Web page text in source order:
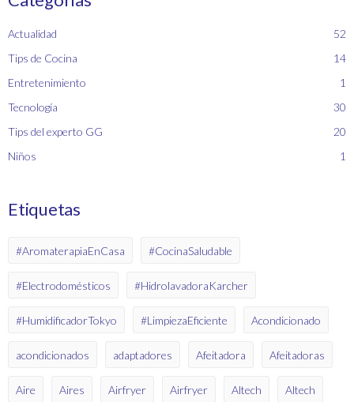
Actualidad
52
Tips de Cocina
14
Entretenimiento
1
Tecnología
30
Tips del experto GG
20
Niños
1
Etiquetas
#AromaterapiaEnCasa #CocinaSaludable
#Electrodomésticos #HidrolavadoraKarcher
#HumidificadorTokyo #LimpiezaEficiente Acondicionado
acondicionados adaptadores Afeitadora Afeitadoras
Aire Aires Airfryer Airfryer Altech Altech